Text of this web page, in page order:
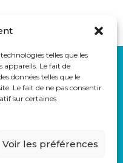
telles que les
appareils. Le fait de
données telles que le
Le fait de ne pas consentir
sur certaines
Voir les préférences